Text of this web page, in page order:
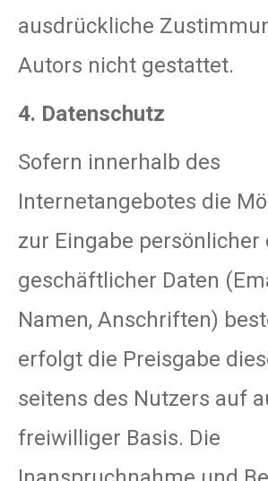
ausdrückliche
Autors nicht gestattet.
4. Datenschutz
Sofern innerhalb des
Internetangebotes die
zur Eingabe persönlicher
geschäftlicher Daten
Namen, Anschriften)
erfolgt die Preisgabe
seitens des Nutzers auf
freiwilliger Basis. Die